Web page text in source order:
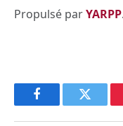
Propulsé parYARPP.
FacebookTwitter